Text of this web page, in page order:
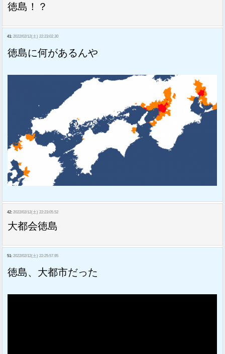
徳島！？
41: 2022/02/12(土) 22:23:02.30
徳島に何があるんや
42: 2022/02/12(土) 22:23:05.52
大都会徳島
51: 2022/02/12(土) 22:25:57.95
徳島、大都市だった